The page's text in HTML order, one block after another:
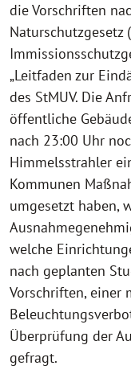
die Vorschriften
Naturschutzgesetz
„Leitfaden zur
des StMUV. Die
öffentliche
nach 23:00 Uhr
Himmelsstrahler
Kommunen
umgesetzt haben,
welche
nach geplanten
Vorschriften, einer
Überprüfung der
gefragt.